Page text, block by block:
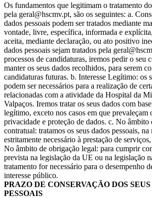
Os fundamentos que legitimam o tratamento
pela geral@hscmv.pt, são os seguintes: a.
dados pessoais podem ser tratados mediante
vontade, livre, específica, informada e
aceita, mediante declaração, ou ato positivo
dados pessoais sejam tratados pela
processos de candidaturas, iremos pedir o seu
manter os seus dados recolhidos, para serem
candidaturas futuras. b. Interesse Legítimo: os
podem ser necessários para a realização de
relacionadas com a atividade da Hospital da
Valpaços. Iremos tratar os seus dados com
legítimo, exceto nos casos em que prevaleçam
privacidade e proteção de dados. c. No âmbito
contratual: tratamos os seus dados pessoais,
estritamente necessário à prestação de
No âmbito de obrigação legal: para cumprir
prevista na legislação da UE ou na legislação
tratamento for necessário para o desempenho
interesse público.
PRAZO DE CONSERVAÇÃO DOS
PESSOAIS